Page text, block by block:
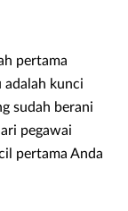
pertama
adalah kunci
sudah berani
pegawai
pertama Anda